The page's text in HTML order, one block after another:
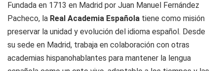
Fundada en 1713 en Madrid por Juan Manuel Fernández
Pacheco, la Real Academia Española tiene como misión
preservar la unidad y evolución del idioma español. Desde
su sede en Madrid, trabaja en colaboración con otras
academias hispanohablantes para mantener la lengua